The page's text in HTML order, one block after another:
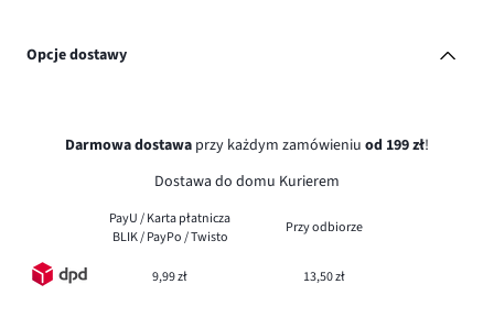
Opcje dostawy
Darmowa dostawa przy każdym zamówieniu od 199 zł!
Dostawa do domu Kurierem
PayU / Karta płatnicza
BLIK / PayPo / Twisto
Przy odbiorze
9,99 zł 13,50 zł